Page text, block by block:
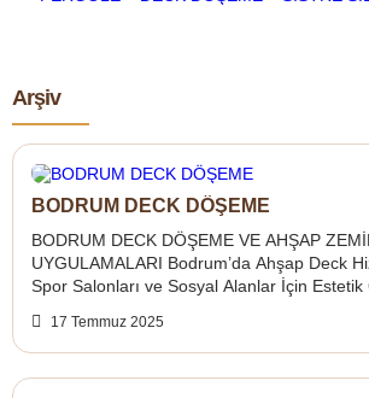
Arşiv
BODRUM DECK DÖŞEME
BODRUM DECK DÖŞEME VE AHŞAP
UYGULAMALARI Bodrum’da Ahşap Deck
Spor Salonları ve Sosyal Alanlar İçin
17 Temmuz 2025